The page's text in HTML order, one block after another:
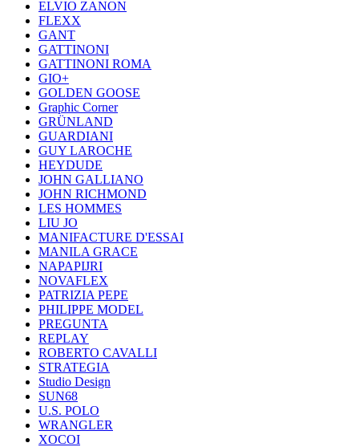
ELVIO ZANON
FLEXX
GANT
GATTINONI
GATTINONI ROMA
GIO+
GOLDEN GOOSE
Graphic Corner
GRÜNLAND
GUARDIANI
GUY LAROCHE
HEYDUDE
JOHN GALLIANO
JOHN RICHMOND
LES HOMMES
LIU JO
MANIFACTURE D'ESSAI
MANILA GRACE
NAPAPIJRI
NOVAFLEX
PATRIZIA PEPE
PHILIPPE MODEL
PREGUNTA
REPLAY
ROBERTO CAVALLI
STRATEGIA
Studio Design
SUN68
U.S. POLO
WRANGLER
XOCOI